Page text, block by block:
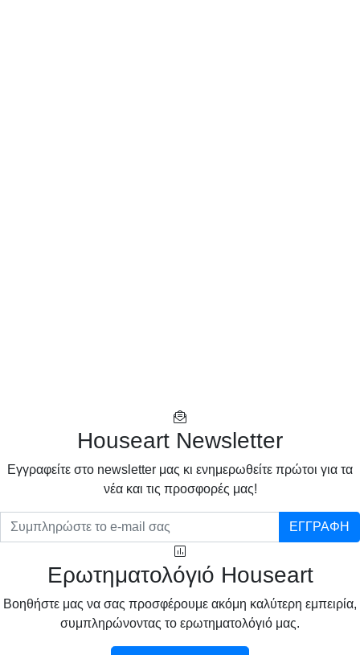
Houseart Newsletter
Eγγραφείτε στο newsletter μας κι ενημερωθείτε πρώτοι για τα
νέα και τις προσφορές μας!
ΕΓΓΡΑΦΗ
Ερωτηματολόγιό Houseart
Βοηθήστε μας να σας προσφέρουμε ακόμη καλύτερη εμπειρία,
συμπληρώνοντας το ερωτηματολόγιό μας.